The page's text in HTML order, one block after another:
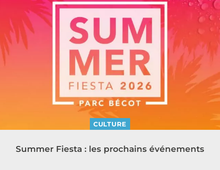
CULTURE
Summer Fiesta : les prochains événements